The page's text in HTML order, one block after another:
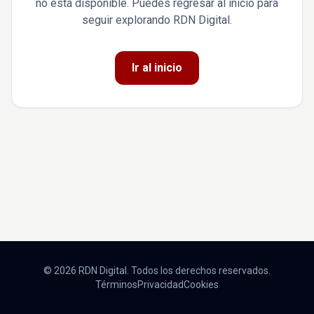
no está disponible. Puedes regresar al inicio para
seguir explorando RDN Digital.
Ir al inicio
© 2026 RDN Digital. Todos los derechos reservados.
TérminosPrivacidadCookies